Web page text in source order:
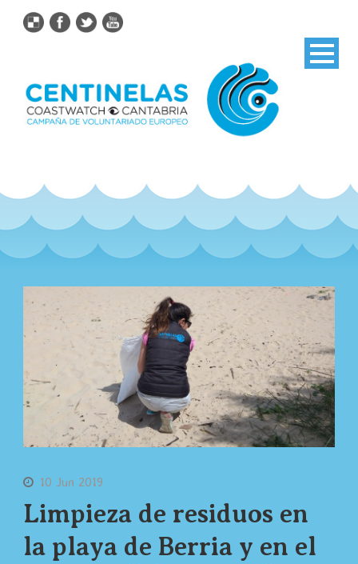
10 Jun 2019
Limpieza de residuos en
la playa de Berria y en el